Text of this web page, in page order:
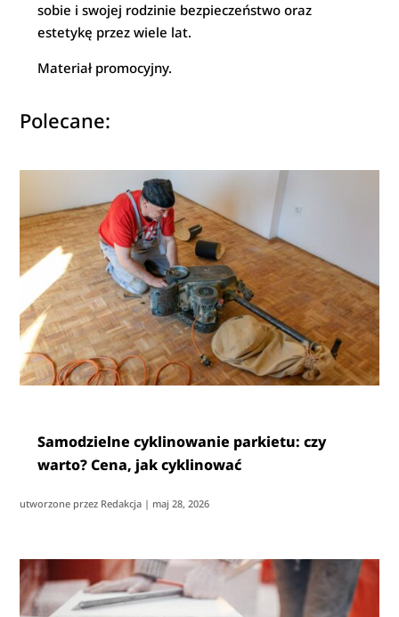
sobie i swojej rodzinie bezpieczeństwo oraz
estetykę przez wiele lat.
Materiał promocyjny.
Polecane:
Samodzielne cyklinowanie parkietu: czy
warto? Cena, jak cyklinować
utworzone przez Redakcja | maj 28, 2026